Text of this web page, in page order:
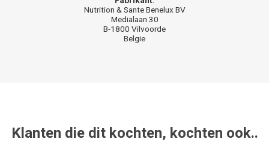
Nutrition & Sante Benelux BV
Medialaan 30
B-1800 Vilvoorde
Belgie
Klanten die dit kochten, kochten ook..